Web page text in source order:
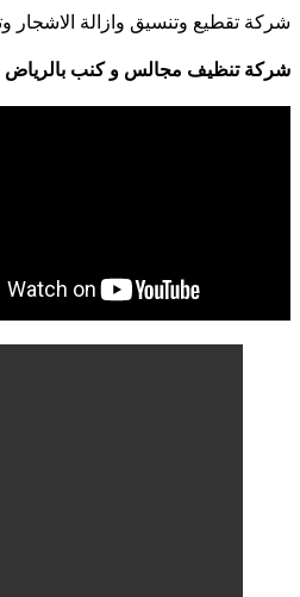
شركة تقطيع وتنسيق وازالة الاشجار وتجميلها بالرياض اتصل
شركة تنظيف مجالس و كنب بالرياض